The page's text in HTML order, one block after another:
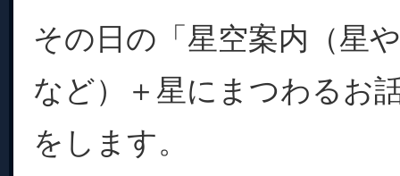
その日の「星空案内（星
など）＋星にまつわるお
をします。